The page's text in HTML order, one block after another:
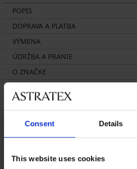
Consent Details
This website uses cookies
POPIS
DOPRAVA A PLATBA
VÝMENA
ÚDRŽBA A PRANIE
O ZNAČKE
Mohlo by sa vám